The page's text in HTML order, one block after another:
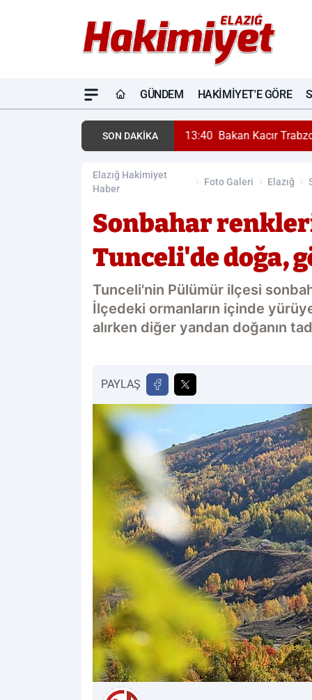
GÜNDEM HAKIMIYET'E GÖRE
SON DAKİKA
yatırımlarını inceledi
Elazığ Hakimiyet
Haber
Foto Galeri Elazığ
Sonbahar
Tunceli'de doğa,
Tunceli'nin Pülümür ilçesi
İlçedeki ormanların içinde
alırken diğer yandan doğanın
PAYLAŞ